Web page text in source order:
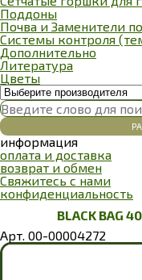
Поддоны
Почва и Заменители
Системы контроля
Дополнительно
Литература
Цветы
информация
оплата и доставка
возврат и обмен
Свяжитесь с нами
конфиденциальность
BLACK BAG
Арт. 00-00004272